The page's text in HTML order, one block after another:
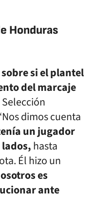
Honduras
si el plantel
del marcaje
dimos cuenta
un jugador
hasta
Él hizo un
es
ante